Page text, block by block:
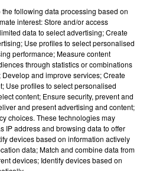
RAPPELLE À
DE...
début des vendange 2026
que prévu,
en profite pour rappeler
6h26
6h26
the following data processing based on
interest: Store and/or access
data to select advertising; Create
Use profiles to select personalised
performance; Measure content
through statistics or combinations
and improve services; Create
Use profiles to select personalised
content; Ensure security, prevent and
and present advertising and content;
choices. These technologies may
IP address and browsing data to offer
devices based on information actively
data; Match and combine data from
devices; Identify devices based on